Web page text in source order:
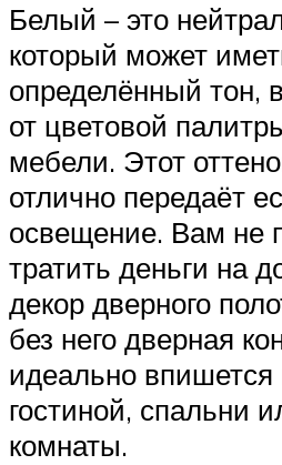
Белый – это
который может
определённый тон,
от цветовой
мебели. Этот
отлично передаёт
освещение. Вам не
тратить деньги на
декор дверного
без него дверная
идеально впишется
гостиной, спальни
комнаты.